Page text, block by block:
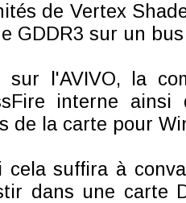
de Vertex
GDDR3 sur un
sur l'AVIVO, la
interne
de la carte pour
cela suffira à
dans une carte